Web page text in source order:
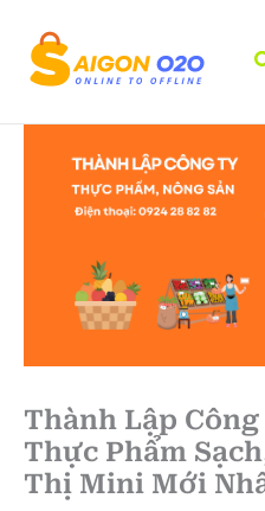
Thành Lập
Thực Phẩm
Thị Mini Mới